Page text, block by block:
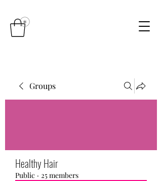
Groups
Healthy Hair
Public · 25 members